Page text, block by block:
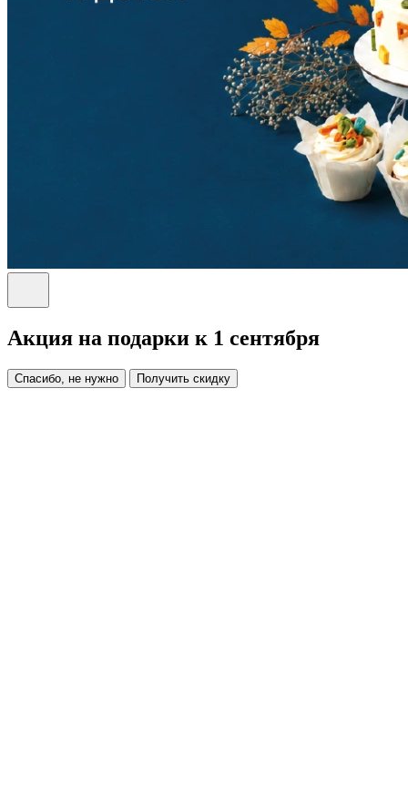
Акция на подарки к 1 сентября
Спасибо, не нужно Получить скидку